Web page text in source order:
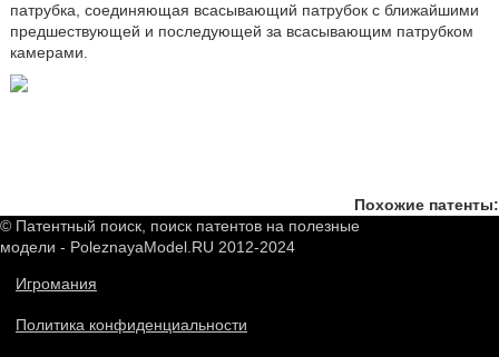
патрубка, соединяющая всасывающий патрубок с ближайшими
предшествующей и последующей за всасывающим патрубком
камерами.
Похожие патенты:
© Патентный поиск, поиск патентов на полезные
модели - PoleznayaModel.RU 2012-2024
Игромания
Политика конфиденциальности